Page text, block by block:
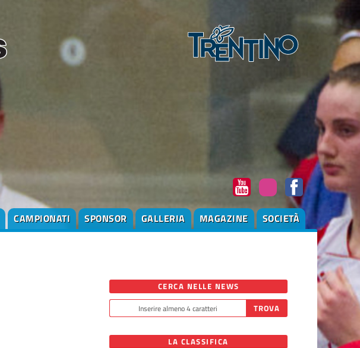
CAMPIONATI SPONSOR GALLERIA MAGAZINE SOCIETÀ
CERCA NELLE NEWS
LA CLASSIFICA